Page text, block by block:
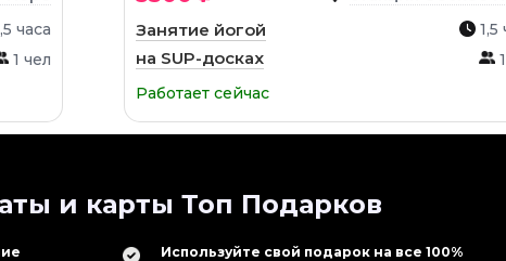
часа
1 чел
Занятие йогой
на SUP-досках
1,5
Работает сейчас
и карты Топ Подарков
Используйте свой подарок на все 100%